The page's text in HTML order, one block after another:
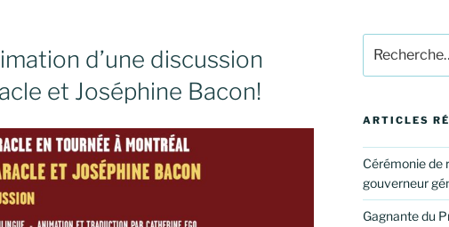
d’une discussion
et Joséphine Bacon!
pour
:
ARTICLES
Cérémonie de
gouverneur
Gagnante du